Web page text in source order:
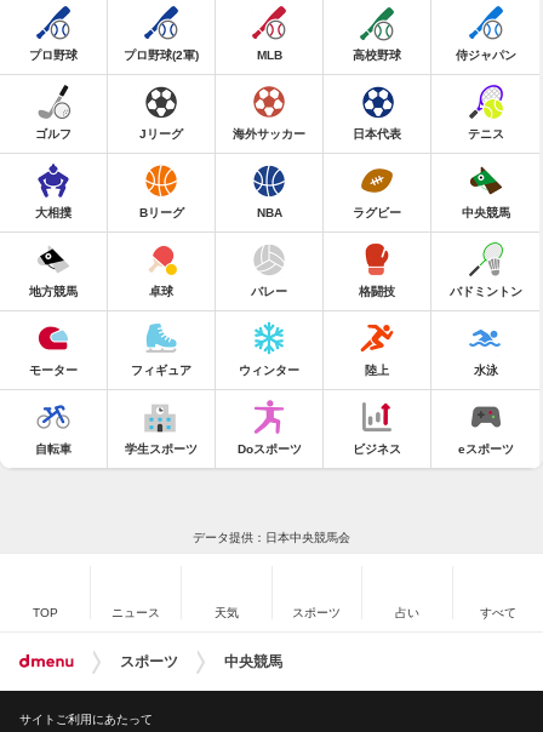
プロ野球 プロ野球(2軍) MLB 高校野球 侍ジャパン
ゴルフ Jリーグ 海外サッカー 日本代表 テニス
大相撲 Bリーグ NBA ラグビー 中央競馬
地方競馬 卓球 バレー 格闘技 バドミントン
モーター フィギュア ウィンター 陸上 水泳
自転車 学生スポーツ Doスポーツ ビジネス eスポーツ
データ提供：日本中央競馬会
TOP ニュース 天気 スポーツ 占い すべて
スポーツ 中央競馬
サイトご利用にあたって